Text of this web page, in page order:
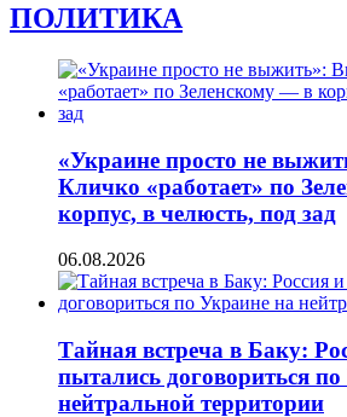
ПОЛИТИКА
«Украине просто не
Кличко «работает» по
корпус, в челюсть, под зад
06.08.2026
Тайная встреча в Баку:
пытались договориться
нейтральной территории